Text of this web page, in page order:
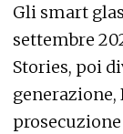
Gli smart
settembre
Stories, poi
generazione,